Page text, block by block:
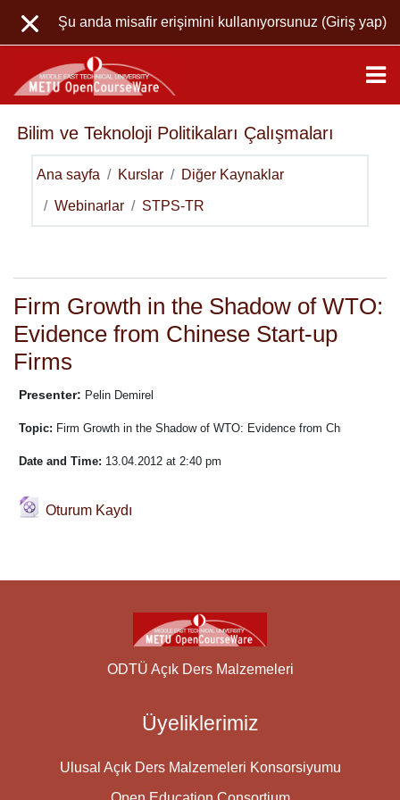
Şu anda misafir erişimini kullanıyorsunuz (Giriş yap)
Bilim ve Teknoloji Politikaları Çalışmaları
Ana sayfa Kurslar Diğer Kaynaklar
Webinarlar STPS-TR
Haftalık özet
Genel
Firm Growth in the Shadow of WTO:
Evidence from Chinese Start-up
Firms
Presenter: Pelin Demirel
Topic: Firm Growth in the Shadow of WTO: Evidence from Chinese
Date and Time: 13.04.2012 at 2:40 pm
Oturum Kaydı
Dosya
ODTÜ Açık Ders Malzemeleri
Üyeliklerimiz
Ulusal Açık Ders Malzemeleri Konsorsiyumu